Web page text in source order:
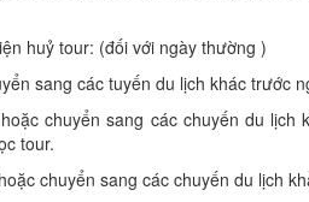
huỷ tour: (đối với ngày thường )
sang các tuyến du lịch khác trước
chuyển sang các chuyến du
tour.
chuyển sang các chuyến du lịch